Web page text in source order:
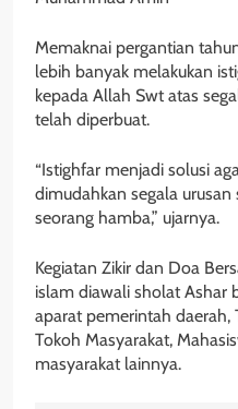
Memaknai pergantian
lebih banyak melakukan
kepada Allah Swt atas
telah diperbuat.
“Istighfar menjadi solusi
dimudahkan segala
seorang hamba,” ujarnya.
Kegiatan Zikir dan Doa
islam diawali sholat Ashar
aparat pemerintah daerah,
Tokoh Masyarakat,
masyarakat lainnya.